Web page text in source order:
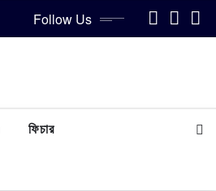
Follow Us
ফিচার